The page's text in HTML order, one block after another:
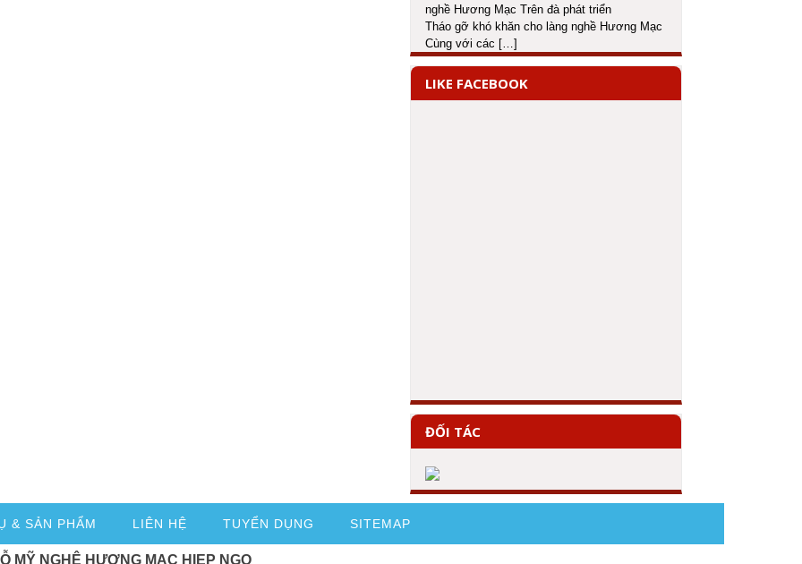
nghề Hương Mạc Trên đà phát triển
Tháo gỡ khó khăn cho làng nghề Hương Mạc
Cùng với các […]
LIKE FACEBOOK
ĐỐI TÁC
& SẢN PHẨM LIÊN HỆ TUYỂN DỤNG SITEMAP
MỸ NGHỆ HƯƠNG MẠC HIEP NGO